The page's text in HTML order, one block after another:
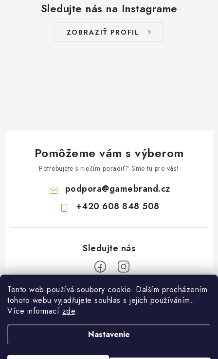
Tento web používá soubory cookie. Dalším procházením
tohoto webu vyjadřujete souhlas s jejich používáním..
Více informací zde.
Nastavenie
Sledujte nás na Instagrame
ZOBRAZIŤ PROFIL
Pomôžeme vám s výberom
Potrebujete s niečím poradiť? Sme tu pre vás!
podpora@gamebrand.cz
+420 608 848 508
Pomoc a informace
Doprava a platba
O Gamebrandu